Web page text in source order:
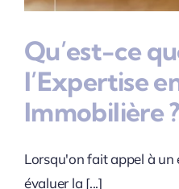
Qu’est-ce
l’Expertise
Immobilière ?
Lorsqu'on fait appel à
évaluer la [...]